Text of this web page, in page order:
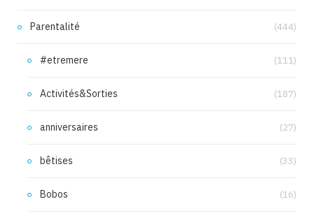
Parentalité (444)
#etremere (111)
Activités&Sorties (187)
anniversaires (27)
bêtises (33)
Bobos (16)